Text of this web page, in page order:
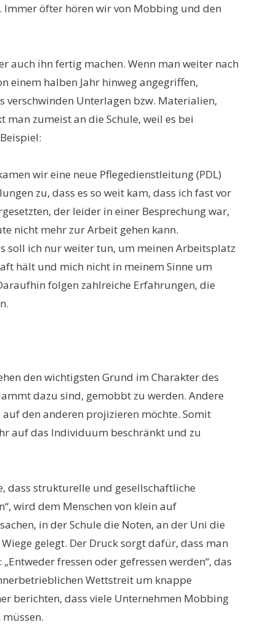
öfter hören wir von Mobbing und den
auch ihn fertig machen. Wenn man weiter nach
einem halben Jahr hinweg angegriffen,
Unterlagen bzw. Materialien,
zumeist an die Schule, weil es bei
wir eine neue Pflegedienstleitung (PDL)
zu, dass es so weit kam, dass ich fast vor
der leider in einer Besprechung war,
nicht mehr zur Arbeit gehen kann.
soll ich nur weiter tun, um meinen Arbeitsplatz
hält und mich nicht in meinem Sinne um
folgen zahlreiche Erfahrungen, die
den wichtigsten Grund im Charakter des
dazu sind, gemobbt zu werden. Andere
den anderen projizieren möchte. Somit
auf das Individuum beschränkt und zu
dass strukturelle und gesellschaftliche
wird dem Menschen von klein auf
in der Schule die Noten, an der Uni die
gelegt. Der Druck sorgt dafür, dass man
fressen oder gefressen werden“, das
Wettstreit um knappe
berichten, dass viele Unternehmen Mobbing